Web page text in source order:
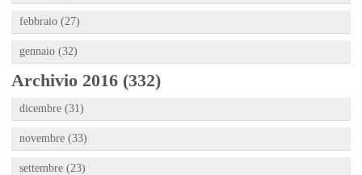
febbraio (27)
gennaio (32)
Archivio 2016 (332)
dicembre (31)
novembre (33)
settembre (23)